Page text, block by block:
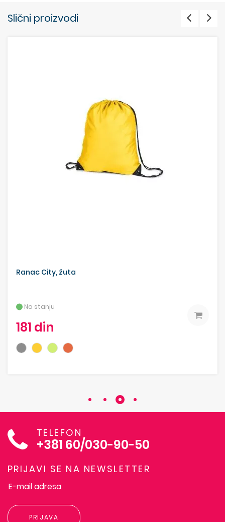
Slični proizvodi
Ranac City, žuta
Na stanju
181 din
TELEFON
+381 60/030-90-50
PRIJAVI SE NA NEWSLETTER
PRIJAVA